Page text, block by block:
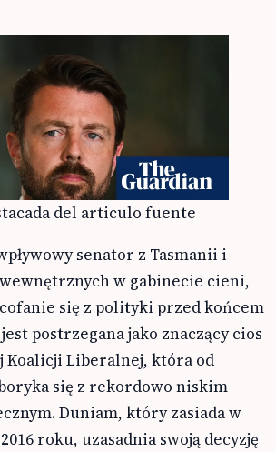
del articulo fuente
senator z Tasmanii i
w gabinecie cieni,
się z polityki przed końcem
postrzegana jako znaczący cios
Koalicji Liberalnej, która od
się z rekordowo niskim
Duniam, który zasiada w
roku, uzasadnia swoją decyzję